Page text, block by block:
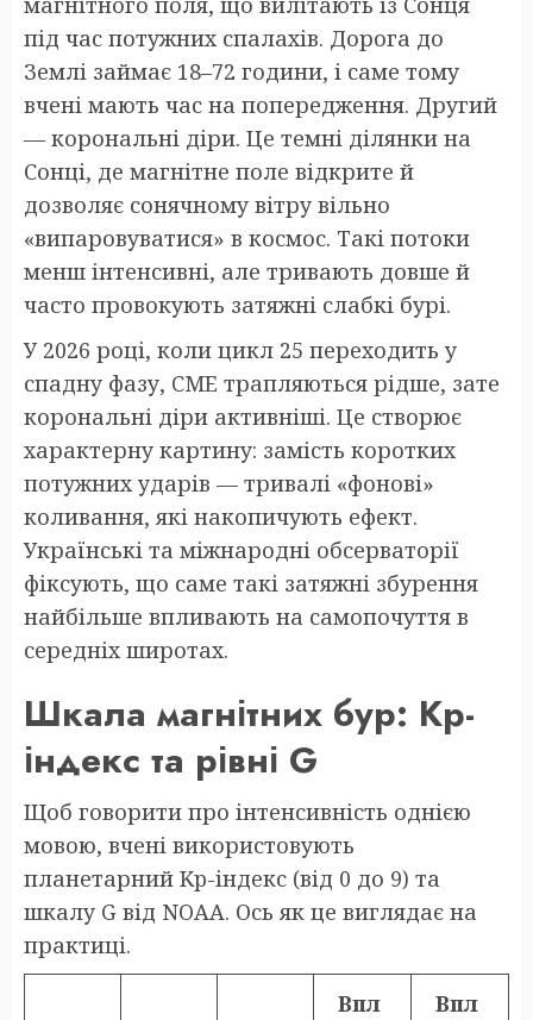
під час потужних спалахів. Дорога до
Землі займає 18–72 години, і саме тому
вчені мають час на попередження. Другий
— корональні діри. Це темні ділянки на
Сонці, де магнітне поле відкрите й
дозволяє сонячному вітру вільно
«випаровуватися» в космос. Такі потоки
менш інтенсивні, але тривають довше й
часто провокують затяжні слабкі бурі.
У 2026 році, коли цикл 25 переходить у
спадну фазу, CME трапляються рідше, зате
корональні діри активніші. Це створює
характерну картину: замість коротких
потужних ударів — тривалі «фонові»
коливання, які накопичують ефект.
Українські та міжнародні обсерваторії
фіксують, що саме такі затяжні збурення
найбільше впливають на самопочуття в
середніх широтах.
Шкала магнітних бур: Kp-
індекс та рівні G
Щоб говорити про інтенсивність однією
мовою, вчені використовують
планетарний Kp-індекс (від 0 до 9) та
шкалу G від NOAA. Ось як це виглядає на
практиці.
Впл
Впл